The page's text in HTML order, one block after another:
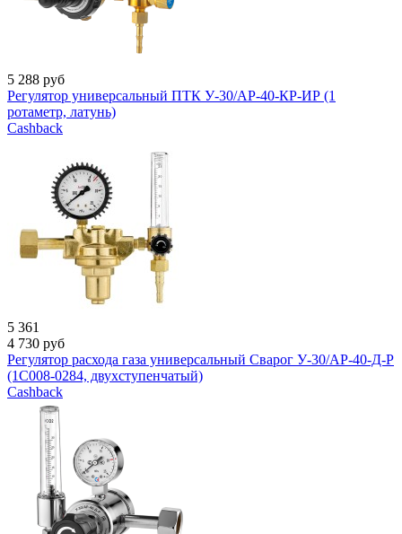
5 288 руб
Регулятор универсальный ПТК У-30/АР-40-КР-ИР (1
ротаметр, латунь)
Cashback
5 361
4 730 руб
Регулятор расхода газа универсальный Сварог У-30/АР-40-Д-Р
(1C008-0284, двухступенчатый)
Cashback